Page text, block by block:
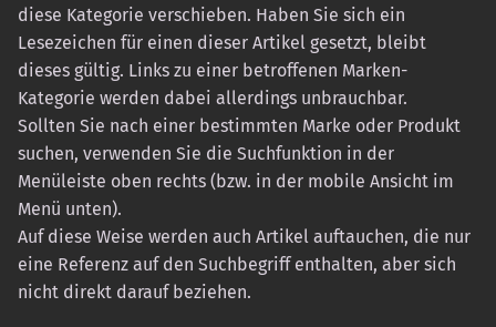
diese Kategorie verschieben. Haben Sie sich ein
Lesezeichen für einen dieser Artikel gesetzt, bleibt
dieses gültig. Links zu einer betroffenen Marken-
Kategorie werden dabei allerdings unbrauchbar.
Sollten Sie nach einer bestimmten Marke oder Produkt
suchen, verwenden Sie die Suchfunktion in der
Menüleiste oben rechts (bzw. in der mobile Ansicht im
Menü unten).
Auf diese Weise werden auch Artikel auftauchen, die nur
eine Referenz auf den Suchbegriff enthalten, aber sich
nicht direkt darauf beziehen.